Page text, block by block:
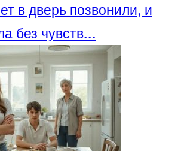
в дверь позвонили, и
без чувств…